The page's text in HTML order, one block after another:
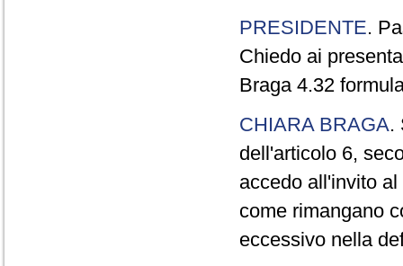
PRESIDENTE.
Chiedo ai
Braga 4.32
CHIARA BRAGA.
dell'articolo 6,
accedo all'invito
come rimangano
eccessivo nella